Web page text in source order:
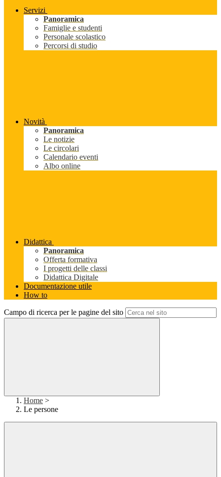
Servizi
Panoramica
Famiglie e studenti
Personale scolastico
Percorsi di studio
Novità
Panoramica
Le notizie
Le circolari
Calendario eventi
Albo online
Didattica
Panoramica
Offerta formativa
I progetti delle classi
Didattica Digitale
Documentazione utile
How to
Campo di ricerca per le pagine del sito
Home >
Le persone